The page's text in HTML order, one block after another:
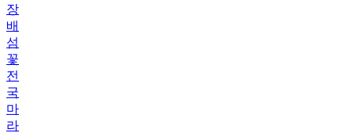
장
배
섬
꽃
전
국
마
라